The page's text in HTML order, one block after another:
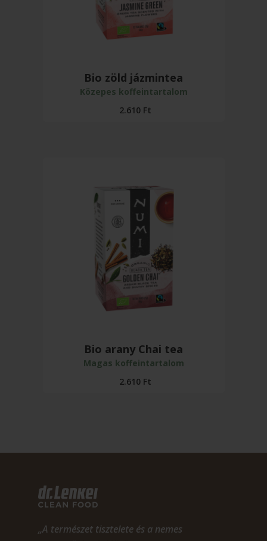
Bio zöld jázmintea
Közepes koffeintartalom
2.610 Ft
Bio arany Chai tea
Magas koffeintartalom
2.610 Ft
„A természet tisztelete és a nemes